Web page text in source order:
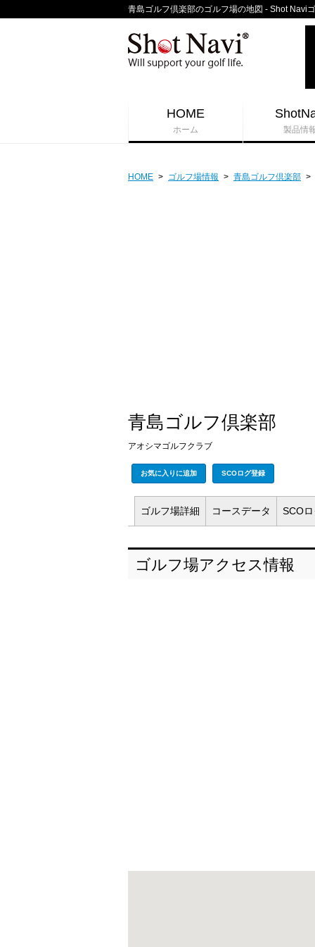
青島ゴルフ倶楽部のゴルフ場の地図 - Shot Navi
HOME
ホーム 製品情
HOME > ゴルフ場情報 > 青島ゴルフ倶楽部 >
青島ゴルフ倶楽部
アオシマゴルフクラブ
お気に入りに追加 SCOログ登録
ゴルフ場詳細 コースデータ SCO
ゴルフ場アクセス情報